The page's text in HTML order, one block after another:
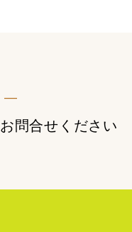
―
問合せください